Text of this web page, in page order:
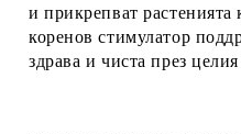
и прикрепват
коренов стимулатор
здрава и чиста през